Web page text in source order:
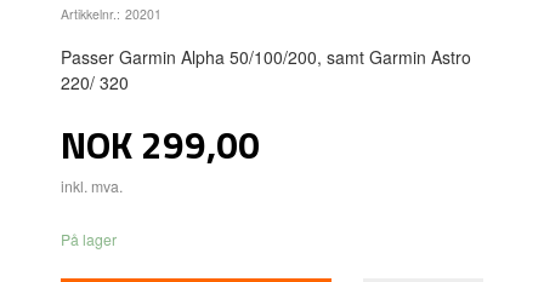
Artikkelnr.: 20201
Passer Garmin Alpha 50/100/200, samt Garmin Astro
220/ 320
Pris
NOK299,00
inkl. mva.
På lager